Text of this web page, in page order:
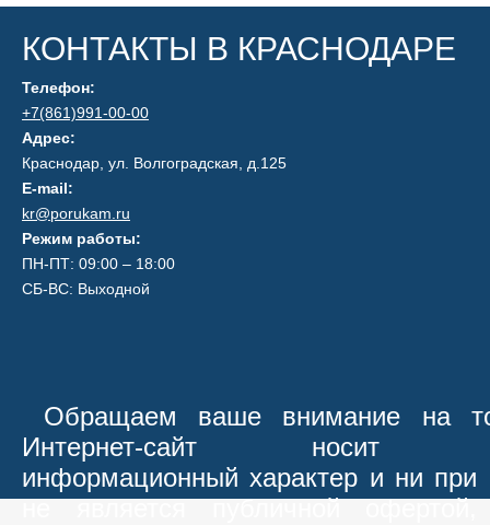
КОНТАКТЫ В КРАСНОДАРЕ
Телефон:
+7(861)991-00-00
Адрес:
Краснодар, ул. Волгоградская, д.125
E-mail:
kr@porukam.ru
Режим работы:
ПН-ПТ: 09:00 – 18:00
СБ-ВС: Выходной
Обращаем ваше внимание на
Интернет-сайт носит
информационный характер и ни при
не является публичной офертой,